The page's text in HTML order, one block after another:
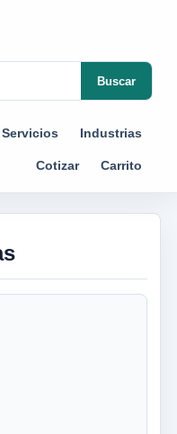
Buscar
Servicios Industrias
Cotizar Carrito